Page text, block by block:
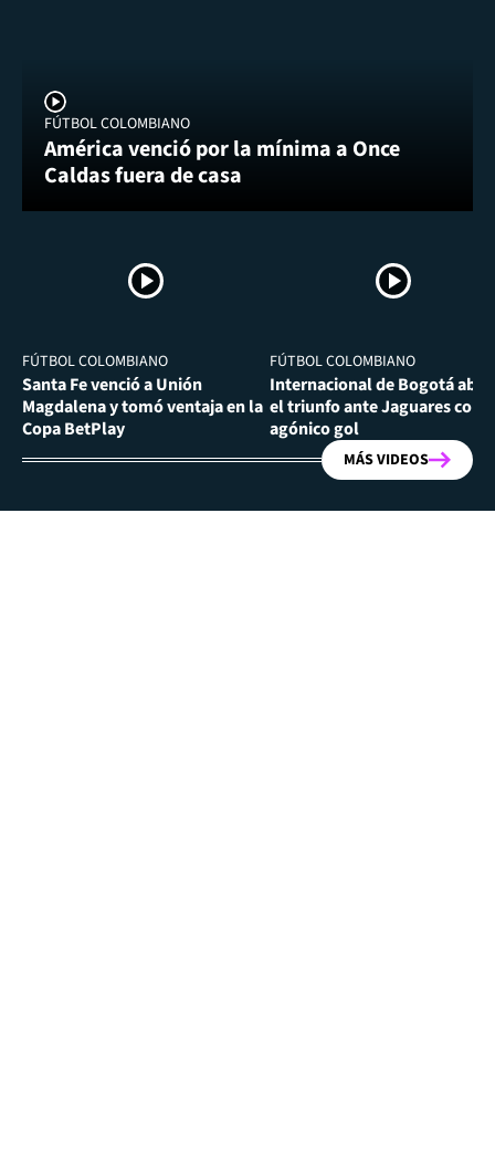
FÚTBOL COLOMBIANO
América venció por la mínima a Once
Caldas fuera de casa
FÚTBOL COLOMBIANO
Santa Fe venció a Unión
Magdalena y tomó ventaja en la
Copa BetPlay
FÚTBOL COLOMBIANO
Internacional de Bogotá
el triunfo ante Jaguares con
agónico gol
MÁS VIDEOS